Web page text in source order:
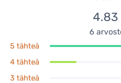
4.83
6
5 tähteä
4 tähteä
3 tähteä